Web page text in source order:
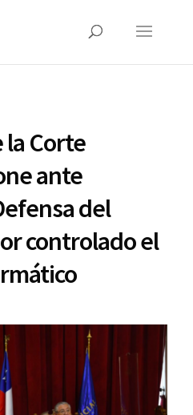
Corte
ante
del
controlado el